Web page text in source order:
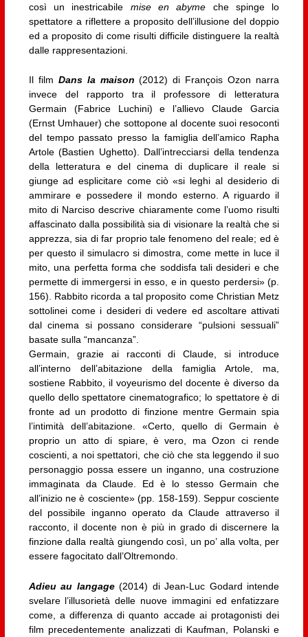
così un inestricabile mise en abyme che spinge lo
spettatore a riflettere a proposito dell’illusione del doppio
ed a proposito di come risulti difficile distinguere la realtà
dalle rappresentazioni.
Il film Dans la maison (2012) di François Ozon narra
invece del rapporto tra il professore di letteratura
Germain (Fabrice Luchini) e l’allievo Claude Garcia
(Ernst Umhauer) che sottopone al docente suoi resoconti
del tempo passato presso la famiglia dell’amico Rapha
Artole (Bastien Ughetto). Dall’intrecciarsi della tendenza
della letteratura e del cinema di duplicare il reale si
giunge ad esplicitare come ciò «si leghi al desiderio di
ammirare e possedere il mondo esterno. A riguardo il
mito di Narciso descrive chiaramente come l’uomo risulti
affascinato dalla possibilità sia di visionare la realtà che si
apprezza, sia di far proprio tale fenomeno del reale; ed è
per questo il simulacro si dimostra, come mette in luce il
mito, una perfetta forma che soddisfa tali desideri e che
permette di immergersi in esso, e in questo perdersi» (p.
156). Rabbito ricorda a tal proposito come Christian Metz
sottolinei come i desideri di vedere ed ascoltare attivati
dal cinema si possano considerare “pulsioni sessuali”
basate sulla “mancanza”.
Germain, grazie ai racconti di Claude, si introduce
all’interno dell’abitazione della famiglia Artole, ma,
sostiene Rabbito, il voyeurismo del docente è diverso da
quello dello spettatore cinematografico; lo spettatore è di
fronte ad un prodotto di finzione mentre Germain spia
l’intimità dell’abitazione. «Certo, quello di Germain è
proprio un atto di spiare, è vero, ma Ozon ci rende
coscienti, a noi spettatori, che ciò che sta leggendo il suo
personaggio possa essere un inganno, una costruzione
immaginata da Claude. Ed è lo stesso Germain che
all’inizio ne è cosciente» (pp. 158-159). Seppur cosciente
del possibile inganno operato da Claude attraverso il
racconto, il docente non è più in grado di discernere la
finzione dalla realtà giungendo così, un po’ alla volta, per
essere fagocitato dall’Oltremondo.
Adieu au langage (2014) di Jean-Luc Godard intende
svelare l’illusorietà delle nuove immagini ed enfatizzare
come, a differenza di quanto accade ai protagonisti dei
film precedentemente analizzati di Kaufman, Polanski e